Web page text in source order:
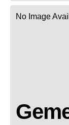
No Image